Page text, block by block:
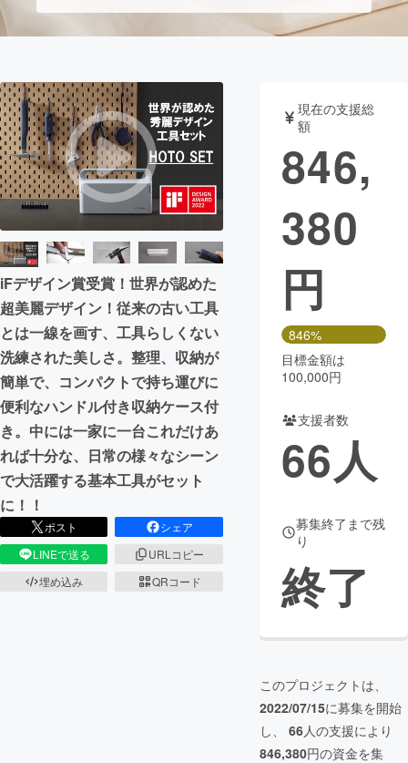
コミュニティ
iFデザイン賞受賞！世界が認めた
超美麗デザイン！従来の古い工具
とは一線を画す、工具らしくない
洗練された美しさ。整理、収納が
簡単で、コンパクトで持ち運びに
便利なハンドル付き収納ケース付
き。中には一家に一台これだけあ
れば十分な、日常の様々なシーン
で大活躍する基本工具がセット
に！！
ポスト
シェア
LINEで送る
URLコピー
埋め込み
QRコード
現在の支援総
額
846,
380
円
846%
目標金額は
100,000円
支援者数
66人
募集終了まで残
り
終了
このプロジェクトは、
2022/07/15に募集を開始
し、 66人の支援により
846,380円の資金を集